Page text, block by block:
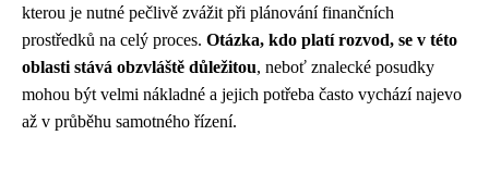
kterou je nutné pečlivě zvážit při plánování finančních
prostředků na celý proces. Otázka, kdo platí rozvod, se v této
oblasti stává obzvláště důležitou, neboť znalecké posudky
mohou být velmi nákladné a jejich potřeba často vychází najevo
až v průběhu samotného řízení.